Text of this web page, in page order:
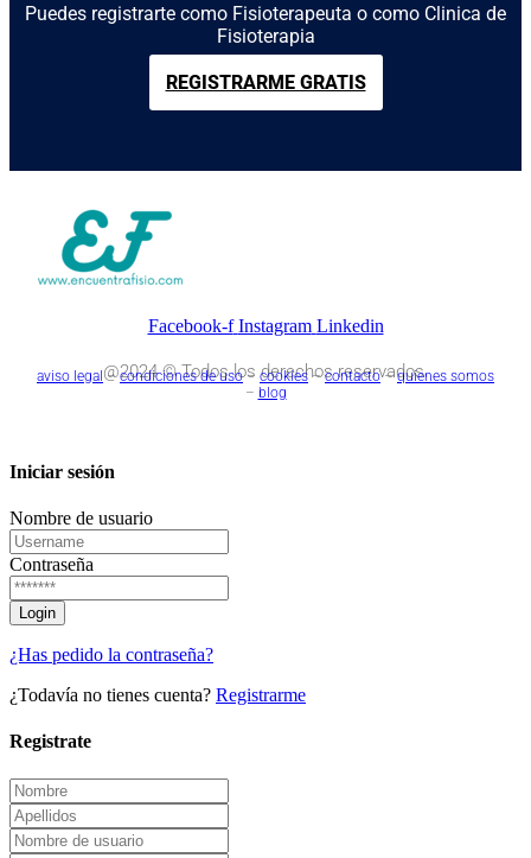
Puedes registrarte como Fisioterapeuta o como Clinica de
Fisioterapia
REGISTRARME GRATIS
Facebook-f Instagram Linkedin
@2024 © Todos los derechos reservados.
aviso legal–condiciones de uso– cookies –contacto–quienes somos
– blog
Iniciar sesión
Nombre de usuario
Contraseña
¿Has pedido la contraseña?
¿Todavía no tienes cuenta? Registrarme
Registrate